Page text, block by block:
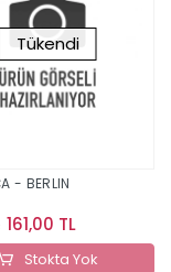
Tükendi
- BERLIN
161,00 TL
Stokta Yok